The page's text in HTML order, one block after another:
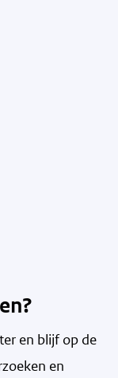
en blijf op de
en